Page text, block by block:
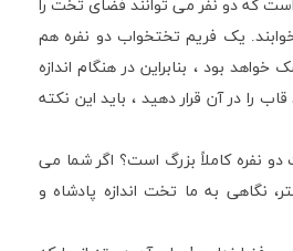
است که دو نفر می توانند فضای تخت را
یک فریم تختخواب دو نفره هم
بود ، بنابراین در هنگام اندازه
را در آن قرار دهید ، باید این نکته
نفره کاملاً بزرگ است؟ اگر شما می
نگاهی به ما تخت اندازه پادشاه و